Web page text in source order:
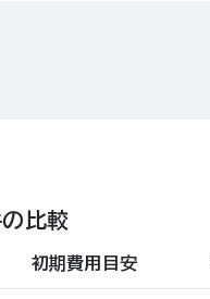
比較
初期費用目安